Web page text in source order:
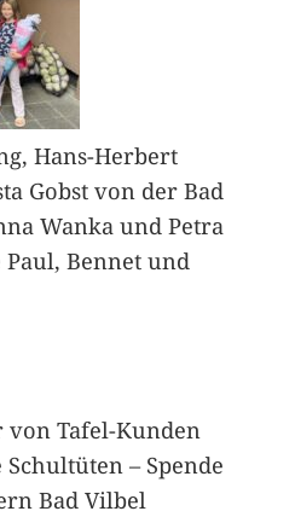
Hans-Herbert
Gobst von der Bad
Wanka und Petra
Bennet und
Tafel-Kunden
– Spende
Bad Vilbel